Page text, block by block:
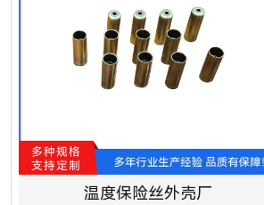
温度保险丝外壳厂